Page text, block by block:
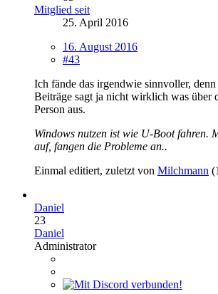
Mitglied seit
25. April 2016
16. August 2016
#43
Ich fände das irgendwie sinnvoller,
Beiträge sagt ja nicht wirklich was über
Person aus.
Windows nutzen ist wie U-Boot fahren.
auf, fangen die Probleme an..
Einmal editiert, zuletzt von Milchmann (
Daniel
23
Daniel
Administrator